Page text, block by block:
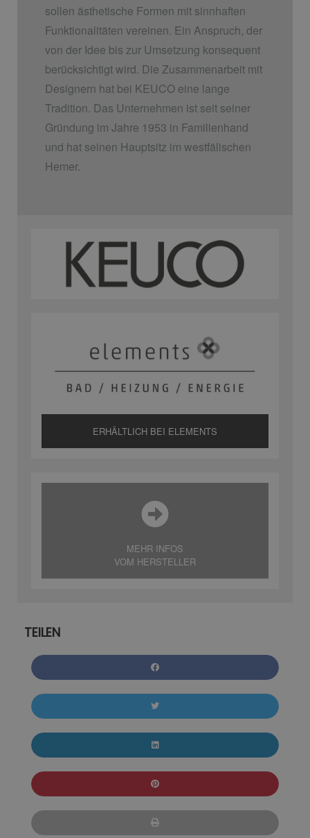
sollen ästhetische Formen mit sinnhaften
Funktionalitäten vereinen. Ein Anspruch, der
von der Idee bis zur Umsetzung konsequent
berücksichtigt wird. Die Zusammenarbeit mit
Designern hat bei KEUCO eine lange
Tradition. Das Unternehmen ist seit seiner
Gründung im Jahre 1953 in Familienhand
und hat seinen Hauptsitz im westfälischen
Hemer.
ERHÄLTLICH BEI ELEMENTS
MEHR INFOS
VOM HERSTELLER
TEILEN